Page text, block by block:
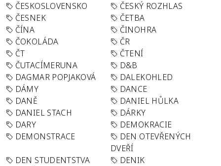
ČESKOSLOVENSKO
ČESKÝ ROZHLAS
ČESNEK
ČETBA
ČÍNA
ČINOHRA
ČOKOLÁDA
ČR
ČT
ČTENÍ
ČUTACÍMERUNA
D&B
DAGMAR POPJAKOVÁ
DALEKOHLED
DÁMY
DANCE
DANĚ
DANIEL HŮLKA
DANIEL STACH
DÁRKY
DARY
DEMOKRACIE
DEMONSTRACE
DEN OTEVŘENÝCH
DVEŘÍ
DEN STUDENTSTVA
DENIK